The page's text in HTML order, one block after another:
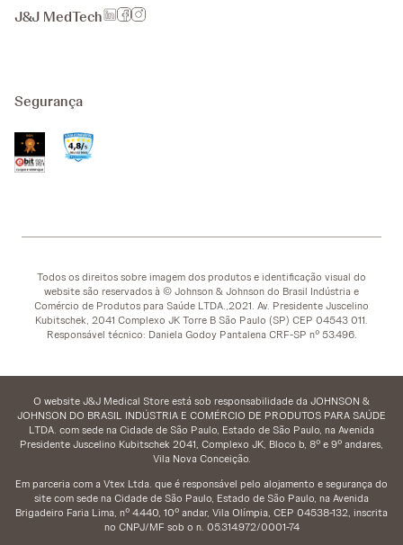
J&J MedTech
Segurança
Todos os direitos sobre imagem dos produtos e identificação visual do
website são reservados à © Johnson & Johnson do Brasil Indústria e
Comércio de Produtos para Saúde LTDA.,2021. Av. Presidente Juscelino
Kubitschek, 2041 Complexo JK Torre B São Paulo (SP) CEP 04543 011.
Responsável técnico: Daniela Godoy Pantalena CRF-SP nº 53.496.
O website J&J Medical Store está sob responsabilidade da JOHNSON &
JOHNSON DO BRASIL INDÚSTRIA E COMÉRCIO DE PRODUTOS PARA SAÚDE
LTDA. com sede na Cidade de São Paulo, Estado de São Paulo, na Avenida
Presidente Juscelino Kubitschek 2041, Complexo JK, Bloco b, 8º e 9º andares,
Vila Nova Conceição.
Em parceria com a Vtex Ltda. que é responsável pelo alojamento e segurança do
site com sede na Cidade de São Paulo, Estado de São Paulo, na Avenida
Brigadeiro Faria Lima, nº 4.440, 10º andar, Vila Olímpia, CEP 04538-132, inscrita
no CNPJ/MF sob o n. 05.314.972/0001-74